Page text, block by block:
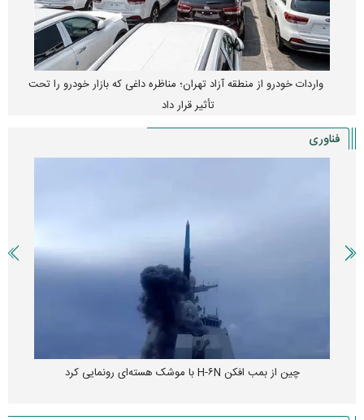
واردات خودرو از منطقه آزاد تهران؛ مناظره داغی که بازار خودرو را تحت
تأثیر قرار داد
فناوری
چین از بمب افکن H-۶N با موشک هسته‌ای رونمایی کرد